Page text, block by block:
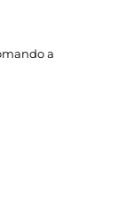
a